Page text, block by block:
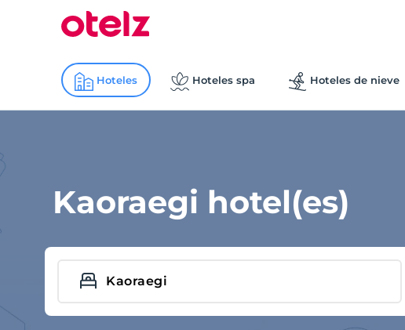
Hoteles Hoteles spa Hoteles de nieve
Kaoraegi hotel(es)